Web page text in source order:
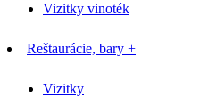
Vizitky vinoték
Reštaurácie, bary +
Vizitky